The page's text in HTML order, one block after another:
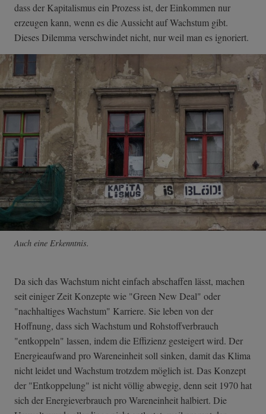
dass der Kapitalismus ein Prozess ist, der Einkommen nur
erzeugen kann, wenn es die Aussicht auf Wachstum gibt.
Dieses Dilemma verschwindet nicht, nur weil man es ignoriert.
Auch eine Erkenntnis.
Da sich das Wachstum nicht einfach abschaffen lässt, machen
seit einiger Zeit Konzepte wie "Green New Deal" oder
"nachhaltiges Wachstum" Karriere. Sie leben von der
Hoffnung, dass sich Wachstum und Rohstoffverbrauch
"entkoppeln" lassen, indem die Effizienz gesteigert wird. Der
Energieaufwand pro Wareneinheit soll sinken, damit das Klima
nicht leidet und Wachstum trotzdem möglich ist. Das Konzept
der "Entkoppelung" ist nicht völlig abwegig, denn seit 1970 hat
sich der Energieverbrauch pro Wareneinheit halbiert. Die